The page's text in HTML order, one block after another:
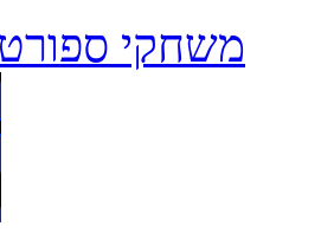
משחקי ספורט